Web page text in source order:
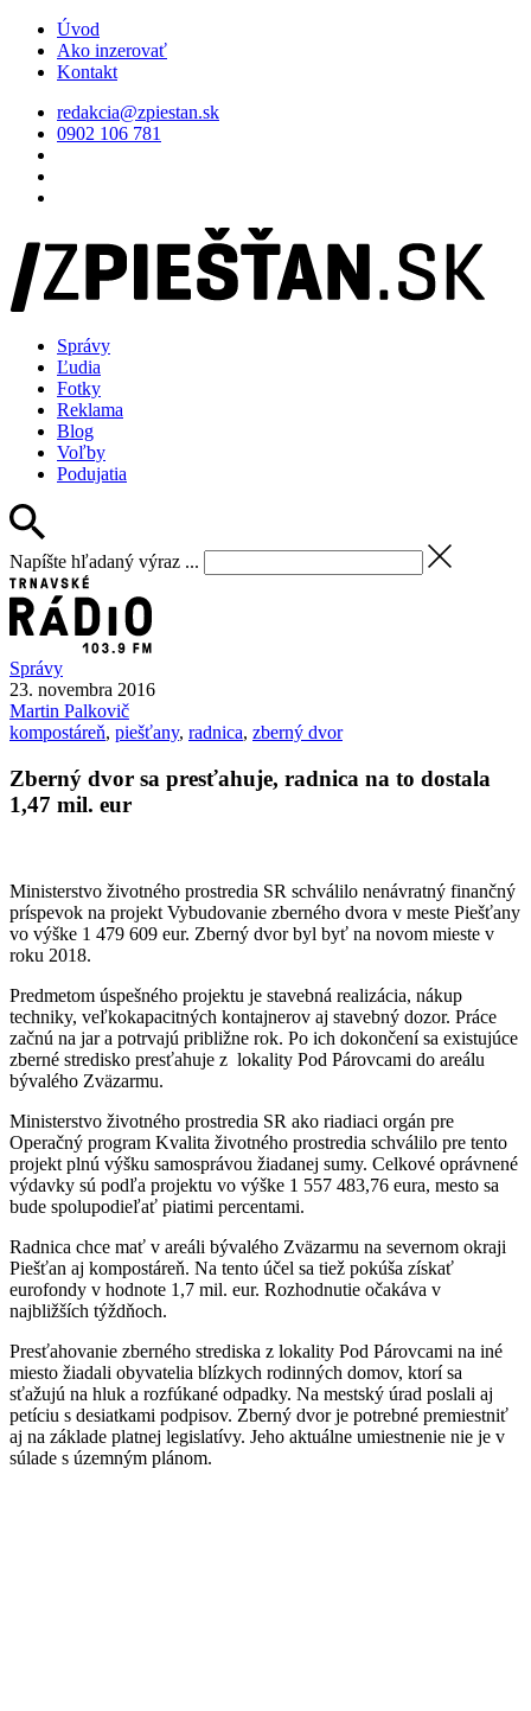
Úvod
Ako inzerovať
Kontakt
redakcia@zpiestan.sk
0902 106 781
Správy
Ľudia
Fotky
Reklama
Blog
Voľby
Podujatia
Napíšte hľadaný výraz ...
Správy
23. novembra 2016
Martin Palkovič
kompostáreň, piešťany, radnica, zberný dvor
Zberný dvor sa presťahuje, radnica na to dostala
1,47 mil. eur
Ministerstvo životného prostredia SR schválilo nenávratný finančný
príspevok na projekt Vybudovanie zberného dvora v meste Piešťany
vo výške 1 479 609 eur. Zberný dvor byl byť na novom mieste v
roku 2018.
Predmetom úspešného projektu je stavebná realizácia, nákup
techniky, veľkokapacitných kontajnerov aj stavebný dozor. Práce
začnú na jar a potrvajú približne rok. Po ich dokončení sa existujúce
zberné stredisko presťahuje z lokality Pod Párovcami do areálu
bývalého Zväzarmu.
Ministerstvo životného prostredia SR ako riadiaci orgán pre
Operačný program Kvalita životného prostredia schválilo pre tento
projekt plnú výšku samosprávou žiadanej sumy. Celkové oprávnené
výdavky sú podľa projektu vo výške 1 557 483,76 eura, mesto sa
bude spolupodieľať piatimi percentami.
Radnica chce mať v areáli bývalého Zväzarmu na severnom okraji
Piešťan aj kompostáreň. Na tento účel sa tiež pokúša získať
eurofondy v hodnote 1,7 mil. eur. Rozhodnutie očakáva v
najbližších týždňoch.
Presťahovanie zberného strediska z lokality Pod Párovcami na iné
miesto žiadali obyvatelia blízkych rodinných domov, ktorí sa
sťažujú na hluk a rozfúkané odpadky. Na mestský úrad poslali aj
petíciu s desiatkami podpisov. Zberný dvor je potrebné premiestniť
aj na základe platnej legislatívy. Jeho aktuálne umiestnenie nie je v
súlade s územným plánom.